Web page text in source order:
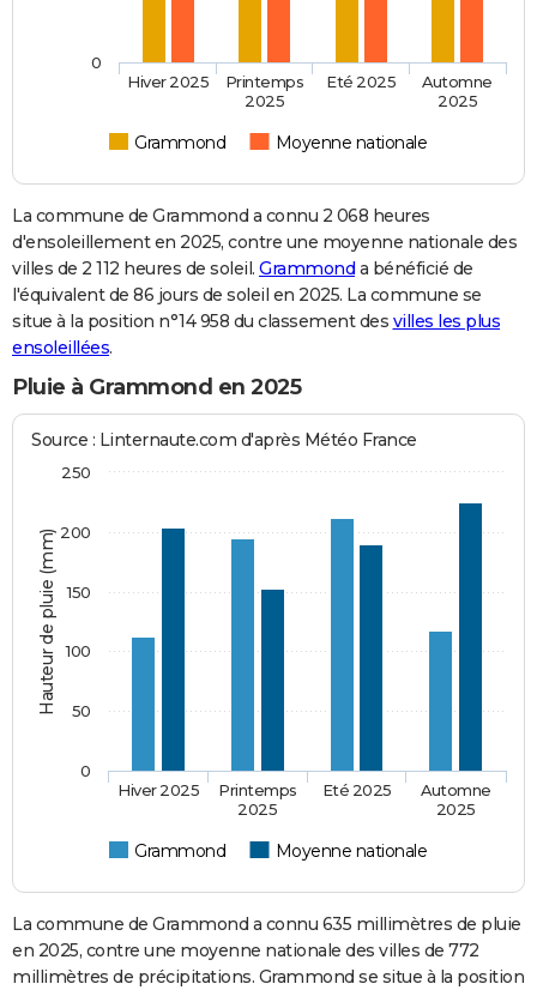
Grammond Moyenne nationale
Hiver 2025
Printemps
2025
Eté 2025
Automne
2025
0
La commune de Grammond a connu 2 068 heures
d'ensoleillement en 2025, contre une moyenne nationale des
villes de 2 112 heures de soleil. Grammond a bénéficié de
l'équivalent de 86 jours de soleil en 2025. La commune se
situe à la position n°14 958 du classement des villes les plus
ensoleillées.
Pluie à Grammond en 2025
Hauteur de pluie (mm)
Source : Linternaute.com d'après Météo France
Grammond Moyenne nationale
Hiver 2025
Printemps
2025
Eté 2025
Automne
2025
0
50
100
150
200
250
La commune de Grammond a connu 635 millimètres de pluie
en 2025, contre une moyenne nationale des villes de 772
millimètres de précipitations. Grammond se situe à la position